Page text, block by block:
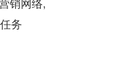
务